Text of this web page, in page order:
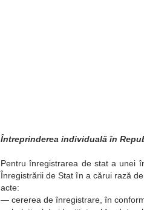
Întreprinderea individuală în
Pentru înregistrarea de stat a unei
Înregistrării de Stat în a cărui rază
acte:
— cererea de înregistrare, în